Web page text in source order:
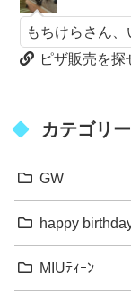
もちけらさん、
ピザ販売を
カテゴリー
GW
happy
MIUﾃｨｰﾝ